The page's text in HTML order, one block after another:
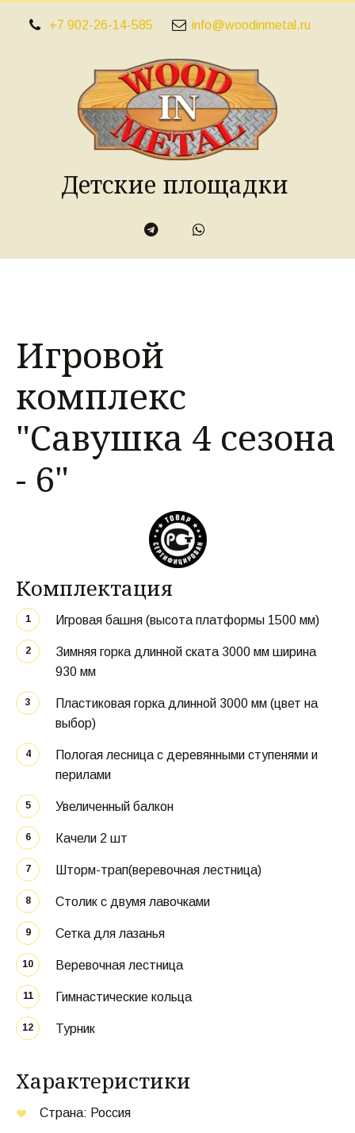
+7 902-26-14-585 info@woodinmetal.ru
Детские площадки
Игровой
комплекс
"Савушка 4 сезона
- 6"
Комплектация
Игровая башня (высота платформы 1500 мм)
Зимняя горка длинной ската 3000 мм ширина
930 мм
Пластиковая горка длинной 3000 мм (цвет на
выбор)
Пологая лесница с деревянными ступенями и
перилами
Увеличенный балкон
Качели 2 шт
Шторм-трап(веревочная лестница)
Столик с двумя лавочками
Сетка для лазанья
Веревочная лестница
Гимнастические кольца
Турник
Характеристики
Страна: Россия